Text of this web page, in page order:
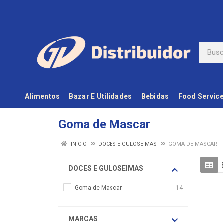
Alimentos Bazar E Utilidades Bebidas Food Service
Goma de Mascar
INÍCIO DOCES E GULOSEIMAS GOMA DE MASCAR
DOCES E GULOSEIMAS
Goma de Mascar 14
MARCAS